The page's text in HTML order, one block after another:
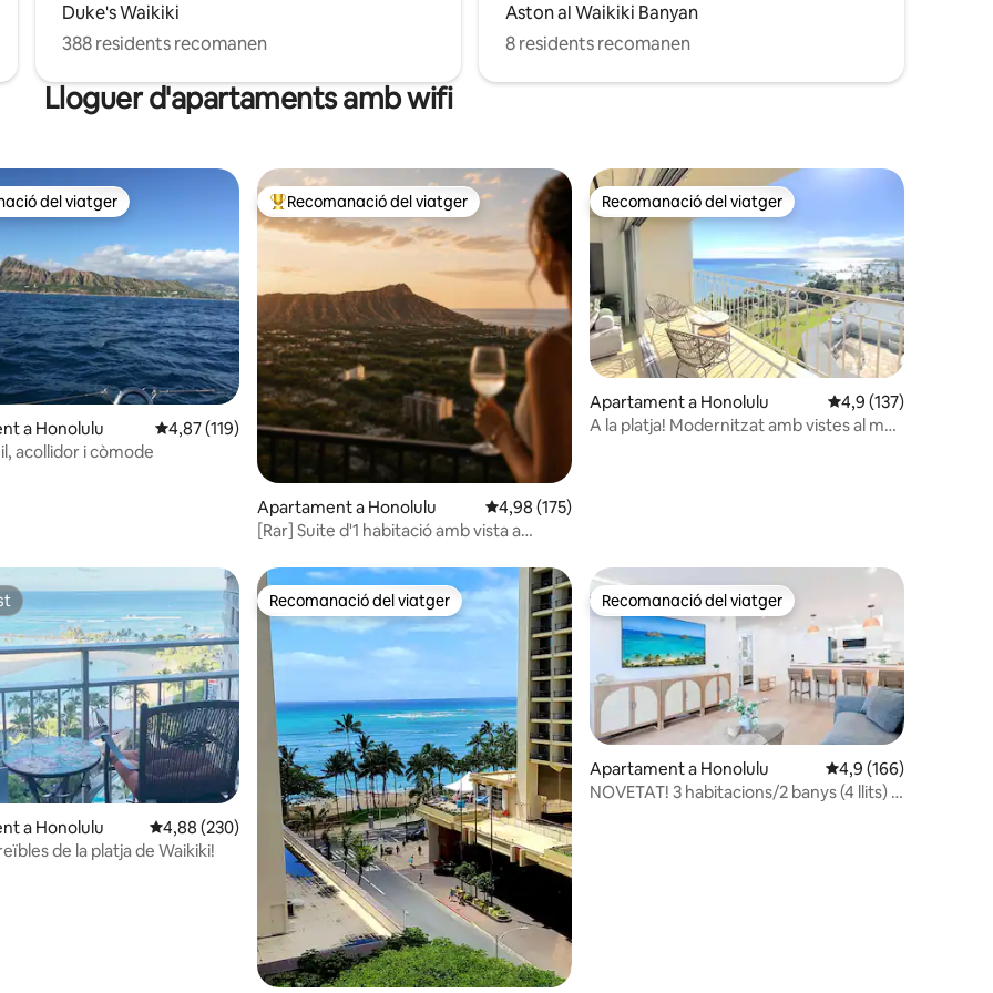
Duke's Waikiki
388 residents recomanen
Aston al Waikiki Banyan
8 residents recomanen
Lloguer d'apartaments amb wifi
d'un total de 5; 147 avaluacions
del viatger
del viatger
a Honolulu 4,87 de puntuació mitjana d'un total de 5; 119 avaluacions
4,87 (119)
acollidor i còmode
Principals recomanacions dels viatgers
Recomanació del viatger
Apartament a Honolulu 4,98 de puntuació mitjana d'un total de 5; 175 avaluacions
4,98 (175)
[Rar] Suite d'1 habitació amb vista a
Recomanació del viatger
Recomanació del viatger
Apartament a Honolulu 4,9 de puntuació
4,9 (137)
A la platja! Modernitzat amb vistes al mar
d'un total de 5; 124 avaluacions
a Honolulu 4,88 de puntuació mitjana d'un total de 5; 230 avaluacions
4,88 (230)
de la platja de Waikiki!
Recomanació del viatger
Recomanació del viatger Recomanació del viatger
Recomanació del viatger
Apartament a Honolulu 4,9 de puntuació
4,9 (166)
NOVETAT! 3 habitacions/2 banys (4 llits) 1